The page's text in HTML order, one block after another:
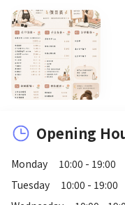
Opening
Monday
10:00 - 19:00
Tuesday
10:00 - 19:00